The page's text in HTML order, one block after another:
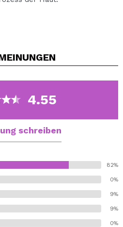
von Kollagen und
Sie auf alle Produkte
4.55
schreiben
82%
0%
9%
9%
0%